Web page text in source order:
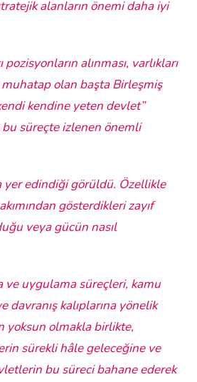
alanların önemi daha iyi
alınması, varlıkları
muhatap olan başta Birleşmiş
kendine yeten devlet”
bu süreçte izlenen önemli
yer edindiği görüldü. Özellikle
gösterdikleri zayıf
veya gücün nasıl
ve uygulama süreçleri, kamu
kalıplarına yönelik
yoksun olmakla birlikte,
sürekli hâle geleceğine ve
bu süreci bahane ederek